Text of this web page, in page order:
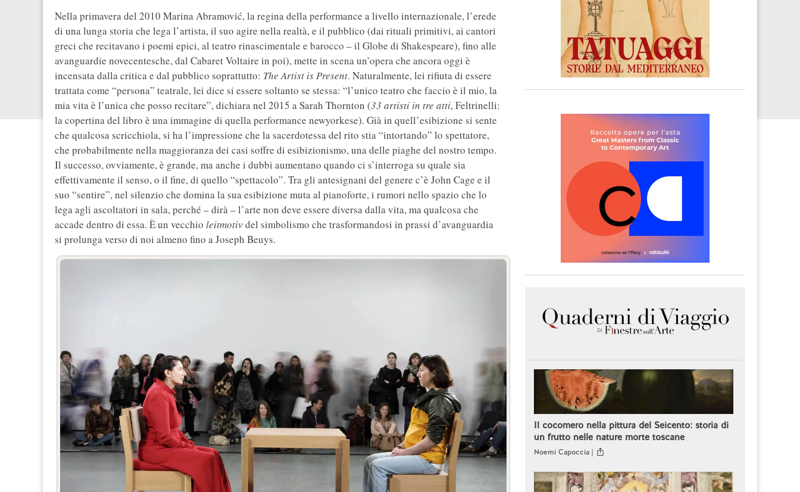
Nella primavera del 2010 Marina Abramović, la regina della performance a livello internazionale, l’erede
di una lunga storia che lega l’artista, il suo agire nella realtà, e il pubblico (dai rituali primitivi, ai cantori
greci che recitavano i poemi epici, al teatro rinascimentale e barocco – il Globe di Shakespeare), fino alle
avanguardie novecentesche, dal Cabaret Voltaire in poi), mette in scena un’opera che ancora oggi è
incensata dalla critica e dal pubblico soprattutto: The Artist is Present. Naturalmente, lei rifiuta di essere
trattata come “persona” teatrale, lei dice si essere soltanto se stessa: “l’unico teatro che faccio è il mio, la
mia vita è l’unica che posso recitare”, dichiara nel 2015 a Sarah Thornton (33 artisti in tre atti, Feltrinelli:
la copertina del libro è una immagine di quella performance newyorkese). Già in quell’esibizione si sente
che qualcosa scricchiola, si ha l’impressione che la sacerdotessa del rito stia “intortando” lo spettatore,
che probabilmente nella maggioranza dei casi soffre di esibizionismo, una delle piaghe del nostro tempo.
Il successo, ovviamente, è grande, ma anche i dubbi aumentano quando ci s’interroga su quale sia
effettivamente il senso, o il fine, di quello “spettacolo”. Tra gli antesignani del genere c’è John Cage e il
suo “sentire”, nel silenzio che domina la sua esibizione muta al pianoforte, i rumori nello spazio che lo
lega agli ascoltatori in sala, perché – dirà – l’arte non deve essere diversa dalla vita, ma qualcosa che
accade dentro di essa. È un vecchio leitmotivdel simbolismo che trasformandosi in prassi d’avanguardia
si prolunga verso di noi almeno fino a Joseph Beuys.
Il cocomero nella pittura del Seicento: storia di
un frutto nelle nature morte toscane
Noemi Capoccia |